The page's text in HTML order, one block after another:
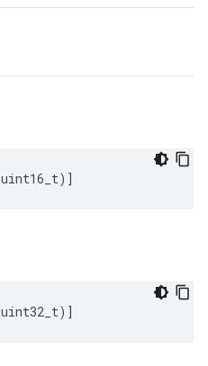
uint16_t)]
uint32_t)]